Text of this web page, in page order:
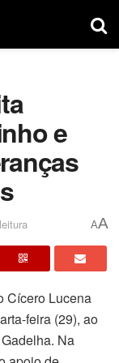
e
AA
Cícero Lucena
feira (29), ao
Na